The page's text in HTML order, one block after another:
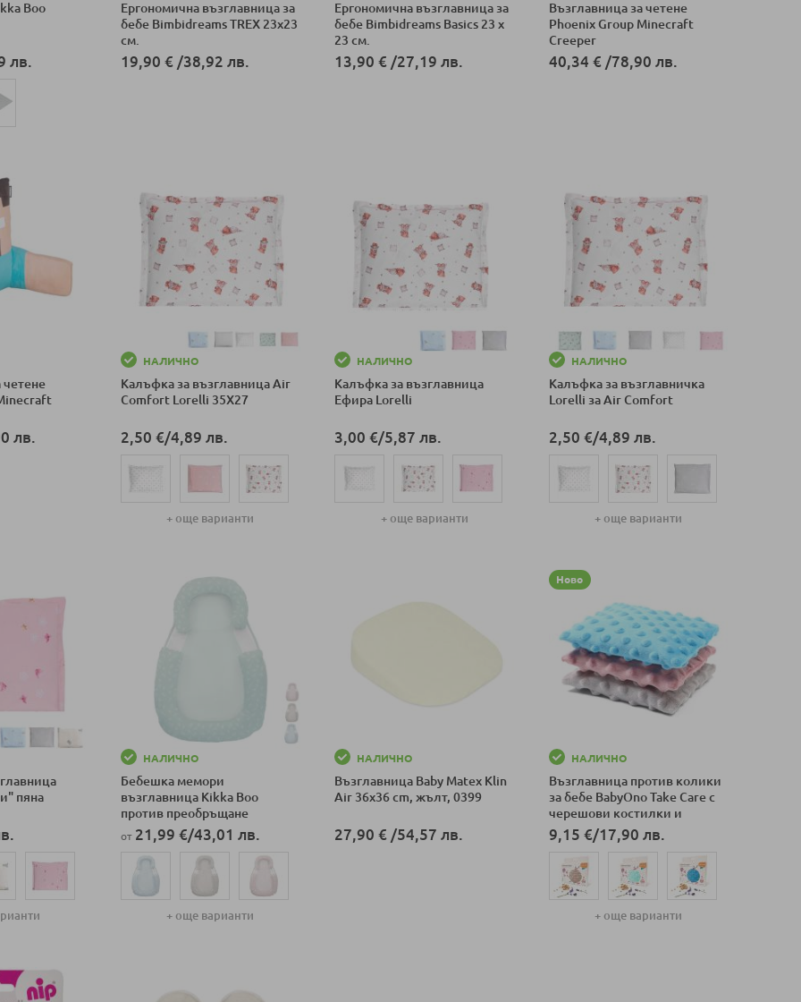
Boo
лв.
Ергономична възглавница за
бебе Bimbidreams TREX 23x23
см.
19,90 € /38,92 лв.
Ергономична възглавница за
бебе Bimbidreams Basics 23 x
23 см.
13,90 € /27,19 лв.
Възглавница за четене
Phoenix Group Minecraft
Creeper
40,34 €/78,90 лв.
четене
лв.
НАЛИЧНО
Калъфка за възглавница Air
Comfort Lorelli 35X27
2,50 €/4,89 лв.
+ още варианти
НАЛИЧНО
Калъфка за възглавница
Ефира Lorelli
3,00 €/5,87 лв.
+ още варианти
НАЛИЧНО
Калъфка за възглавничка
Lorelli за Air Comfort
2,50 €/4,89 лв.
+ още варианти
пяна
НАЛИЧНО
Бебешка мемори
възглавница Kikka Boo
против преобръщане
от 21,99 €/43,01 лв.
+ още варианти
НАЛИЧНО
Възглавница Baby Matex Klin
Air 36x36 cm, жълт, 0399
27,90 € /54,57 лв.
Ново
НАЛИЧНО
Възглавница против колики
за бебе BabyOno Take Care с
черешови костилки и
лавандула, 796
9,15 €/17,90 лв.
+ още варианти